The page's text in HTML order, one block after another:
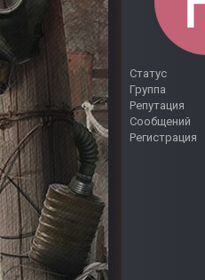
Статус
Группа
Репутация
Сообщений
Регистрация